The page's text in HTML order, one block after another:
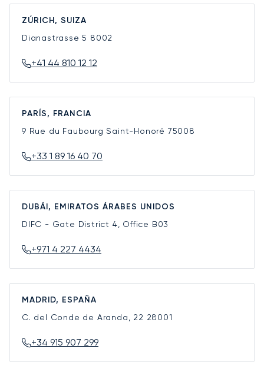
ZÚRICH, SUIZA
Dianastrasse 5 8002
+41 44 810 12 12
PARÍS, FRANCIA
9 Rue du Faubourg Saint-Honoré 75008
+33 1 89 16 40 70
DUBÁI, EMIRATOS ÁRABES UNIDOS
DIFC - Gate District 4, Office B03
+971 4 227 4434
MADRID, ESPAÑA
C. del Conde de Aranda, 22 28001
+34 915 907 299